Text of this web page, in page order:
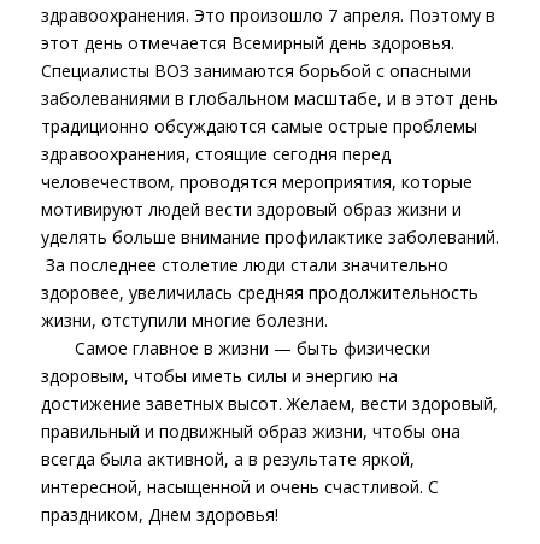
здравоохранения. Это произошло 7 апреля. Поэтому в
этот день отмечается Всемирный день здоровья.
Специалисты ВОЗ занимаются борьбой с опасными
заболеваниями в глобальном масштабе, и в этот день
традиционно обсуждаются самые острые проблемы
здравоохранения, стоящие сегодня перед
человечеством, проводятся мероприятия, которые
мотивируют людей вести здоровый образ жизни и
уделять больше внимание профилактике заболеваний.
За последнее столетие люди стали значительно
здоровее, увеличилась средняя продолжительность
жизни, отступили многие болезни.
Самое главное в жизни — быть физически
здоровым, чтобы иметь силы и энергию на
достижение заветных высот. Желаем, вести здоровый,
правильный и подвижный образ жизни, чтобы она
всегда была активной, а в результате яркой,
интересной, насыщенной и очень счастливой. С
праздником, Днем здоровья!